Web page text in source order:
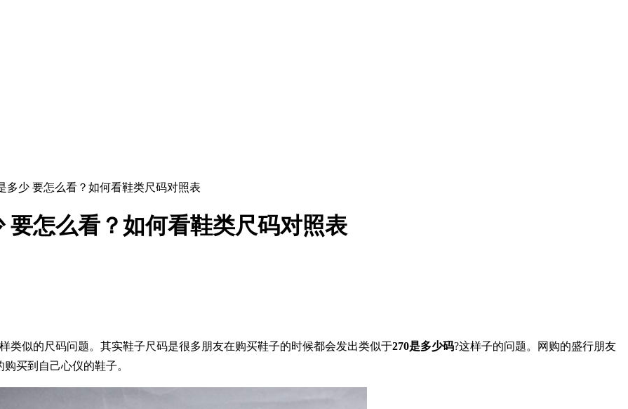
多少 要怎么看？如何看鞋类尺码对照表
要怎么看？如何看鞋类尺码对照表
类似的尺码问题。其实鞋子尺码是很多朋友在购买鞋子的时候都会发出类似于270是多少码?这样子的问题。网购的盛行朋友
买到自己心仪的鞋子。